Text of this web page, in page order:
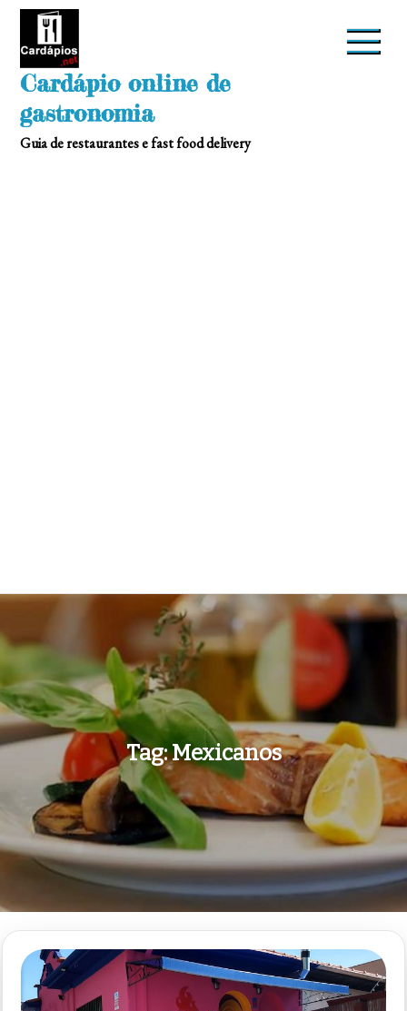
Skip
Cardápio online de
gastronomia
Guia de restaurantes e fast food delivery
Tag:Mexicanos